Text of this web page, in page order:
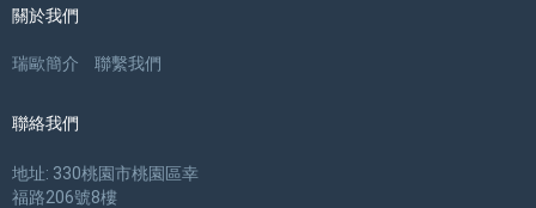
關於我們
瑞歐簡介 聯繫我們
聯絡我們
地址: 330桃園市桃園區幸
福路206號8樓